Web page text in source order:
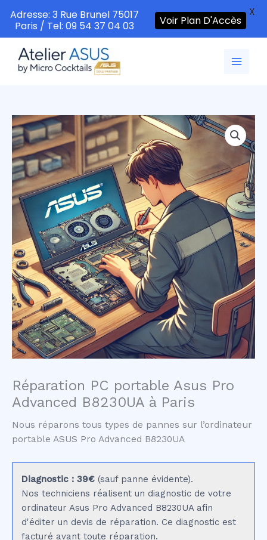
contenu
Réparation PC portable Asus Pro
Advanced B8230UA à Paris
Nous réparons tous types de pannes sur l’ordinateur
portable ASUS Pro Advanced B8230UA
Diagnostic : 39€ (sauf panne évidente).
Nos techniciens réalisent un diagnostic de votre
ordinateur Asus Pro Advanced B8230UA afin
d'éditer un devis de réparation. Ce diagnostic est
facturé avant toute réparation.
Adresse: 3 Rue Brunel 75017
Paris / Tel: 09 54 37 04 03
Voir Plan D'Accès
X